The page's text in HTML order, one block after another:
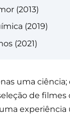
(2013)
(2019)
(2021)
uma
de
experiência